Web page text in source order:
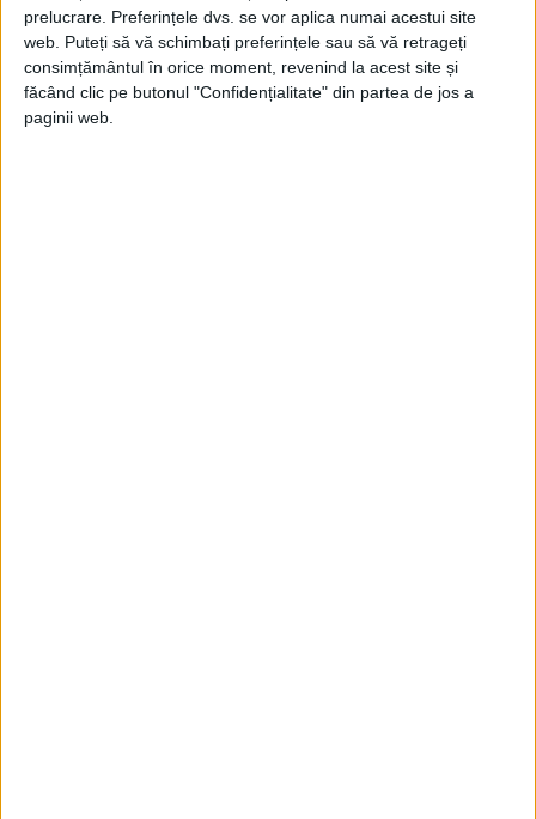
prelucrare. Preferințele dvs. se vor aplica numai acestui site
web. Puteți să vă schimbați preferințele sau să vă retrageți
consimțământul în orice moment, revenind la acest site și
făcând clic pe butonul "Confidențialitate" din partea de jos a
paginii web.
completate de remarcabile clădiri
renascentiste şi baroce din perioada
veneţiană.